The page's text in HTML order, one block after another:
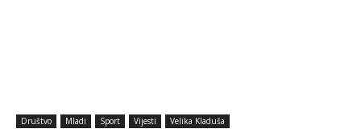
Društvo Mladi Sport Vijesti Velika Kladuša